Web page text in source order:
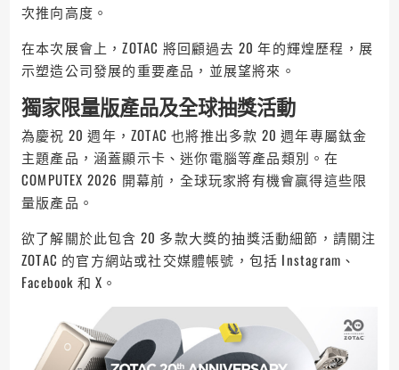
次推向高度。
在本次展會上，ZOTAC 將回顧過去 20 年的輝煌歷程，展
示塑造公司發展的重要產品，並展望將來。
獨家限量版產品及全球抽獎活動
為慶祝 20 週年，ZOTAC 也將推出多款 20 週年專屬鈦金
主題產品，涵蓋顯示卡、迷你電腦等產品類別。在
COMPUTEX 2026 開幕前，全球玩家將有機會贏得這些限
量版產品。
欲了解關於此包含 20 多款大獎的抽獎活動細節，請關注
ZOTAC 的官方網站或社交媒體帳號，包括 Instagram、
Facebook 和 X。